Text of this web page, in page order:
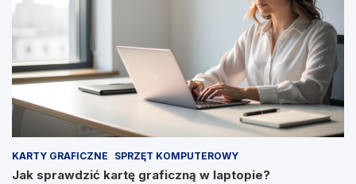
KARTY GRAFICZNE SPRZĘT KOMPUTEROWY
Jak sprawdzić kartę graficzną w laptopie?